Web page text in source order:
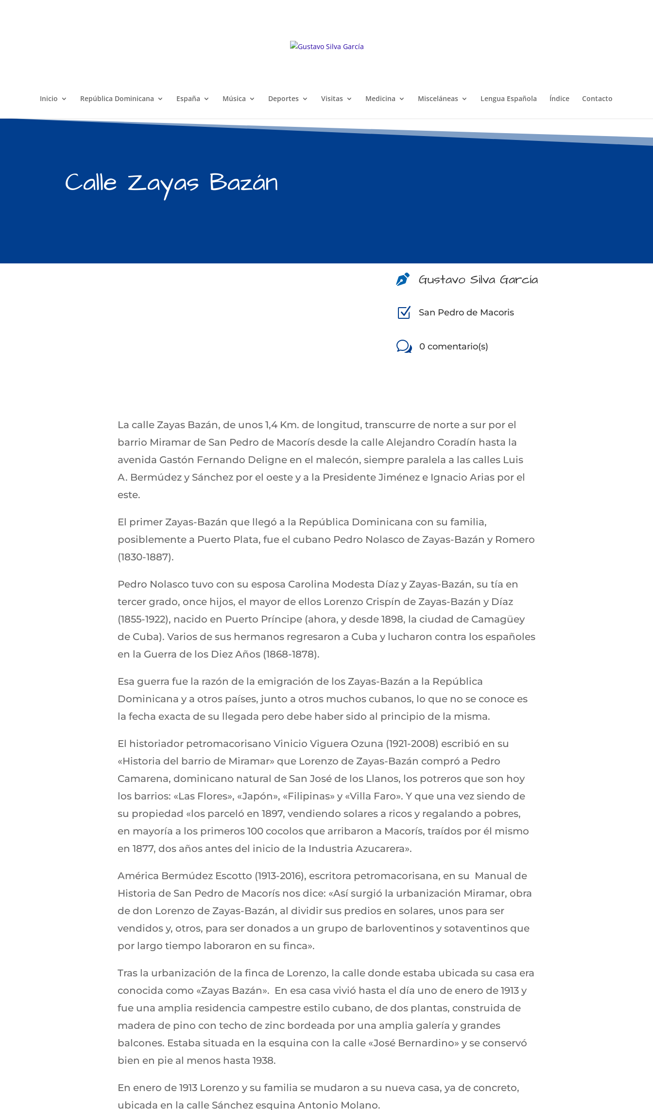
Inicio República Dominicana España Música Deportes Visitas Medicina Misceláneas Lengua Española Índice Contacto
Calle Zayas Bazán
 Gustavo Silva García
Z San Pedro de Macoris
w 0 comentario(s)
La calle Zayas Bazán, de unos 1,4 Km. de longitud, transcurre de norte a sur por el
barrio Miramar de San Pedro de Macorís desde la calle Alejandro Coradín hasta la
avenida Gastón Fernando Deligne en el malecón, siempre paralela a las calles Luis
A. Bermúdez y Sánchez por el oeste y a la Presidente Jiménez e Ignacio Arias por el
este.
El primer Zayas-Bazán que llegó a la República Dominicana con su familia,
posiblemente a Puerto Plata, fue el cubano Pedro Nolasco de Zayas-Bazán y Romero
(1830-1887).
Pedro Nolasco tuvo con su esposa Carolina Modesta Díaz y Zayas-Bazán, su tía en
tercer grado, once hijos, el mayor de ellos Lorenzo Crispín de Zayas-Bazán y Díaz
(1855-1922), nacido en Puerto Príncipe (ahora, y desde 1898, la ciudad de Camagüey
de Cuba). Varios de sus hermanos regresaron a Cuba y lucharon contra los españoles
en la Guerra de los Diez Años (1868-1878).
Esa guerra fue la razón de la emigración de los Zayas-Bazán a la República
Dominicana y a otros países, junto a otros muchos cubanos, lo que no se conoce es
la fecha exacta de su llegada pero debe haber sido al principio de la misma.
El historiador petromacorisano Vinicio Viguera Ozuna (1921-2008) escribió en su
«Historia del barrio de Miramar» que Lorenzo de Zayas-Bazán compró a Pedro
Camarena, dominicano natural de San José de los Llanos, los potreros que son hoy
los barrios: «Las Flores», «Japón», «Filipinas» y «Villa Faro». Y que una vez siendo de
su propiedad «los parceló en 1897, vendiendo solares a ricos y regalando a pobres,
en mayoría a los primeros 100 cocolos que arribaron a Macorís, traídos por él mismo
en 1877, dos años antes del inicio de la Industria Azucarera».
América Bermúdez Escotto (1913-2016), escritora petromacorisana, en su Manual de
Historia de San Pedro de Macorís nos dice: «Así surgió la urbanización Miramar, obra
de don Lorenzo de Zayas-Bazán, al dividir sus predios en solares, unos para ser
vendidos y, otros, para ser donados a un grupo de barloventinos y sotaventinos que
por largo tiempo laboraron en su finca».
Tras la urbanización de la finca de Lorenzo, la calle donde estaba ubicada su casa era
conocida como «Zayas Bazán». En esa casa vivió hasta el día uno de enero de 1913 y
fue una amplia residencia campestre estilo cubano, de dos plantas, construida de
madera de pino con techo de zinc bordeada por una amplia galería y grandes
balcones. Estaba situada en la esquina con la calle «José Bernardino» y se conservó
bien en pie al menos hasta 1938.
En enero de 1913 Lorenzo y su familia se mudaron a su nueva casa, ya de concreto,
ubicada en la calle Sánchez esquina Antonio Molano.